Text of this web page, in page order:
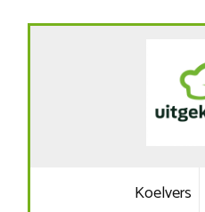
Koelvers